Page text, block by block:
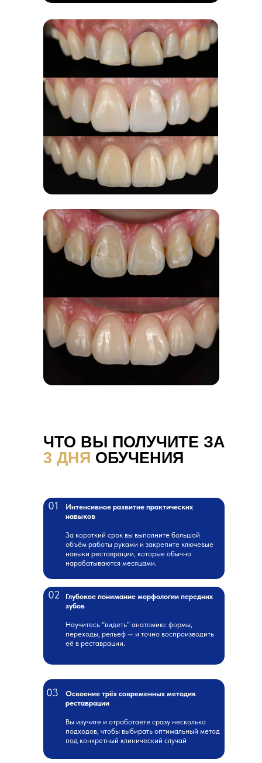
ЧТО ВЫ ПОЛУЧИТЕ ЗА
3 ДНЯ ОБУЧЕНИЯ
01
Интенсивное развитие практических
навыков
За короткий срок вы выполните большой
объём работы руками и закрепите ключевые
навыки реставрации, которые обычно
нарабатываются месяцами.
02
Глубокое понимание морфологии передних
зубов
Научитесь “видеть” анатомию: формы,
переходы, рельеф — и точно воспроизводить
её в реставрации.
03
Освоение трёх современных методик
реставрации
Вы изучите и отработаете сразу несколько
подходов, чтобы выбирать оптимальный метод
под конкретный клинический случай